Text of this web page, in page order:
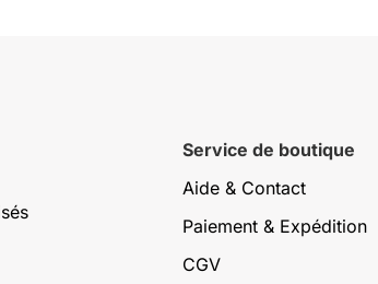
Service de boutique
Aide & Contact
Paiement & Expédition
CGV